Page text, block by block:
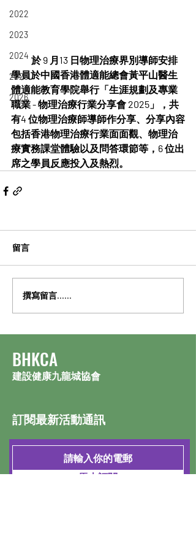
2022
2023
2024
2025
2026
           於 9 月13 日物理治療界別導師安排
學員於中國香港體適能總會黃平山醫生
體適能教育學院舉行「生涯規劃及專業
職業 - 物理治療行業分享會 2025」，共
有4 位物理治療師導師作分享、分享內容
包括香港物理治療行業面面觀、物理治
療實務課堂體驗以及問答環節等，6 位出
席之學員反應投入及熱烈。
留言
撰寫留言......
​BHKCA
建設健康九龍城協會
訂閱最新活動通訊
馬上訂閱